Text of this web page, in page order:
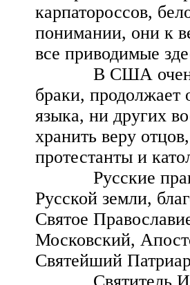
карпатороссов,
понимании, они к
все приводимые
В США очень
браки, продолжает
языка, ни других
хранить веру
протестанты и
Русские
Русской земли,
Святое
Московский,
Святейший